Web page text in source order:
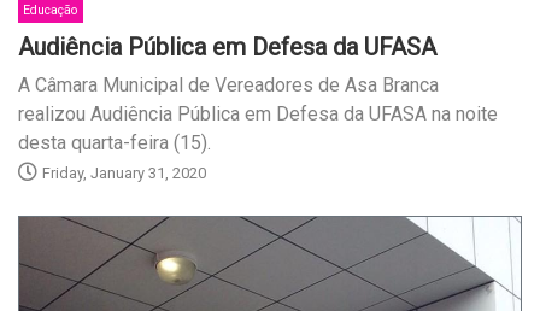
Educação
Audiência Pública em Defesa da UFASA
A Câmara Municipal de Vereadores de Asa Branca
realizou Audiência Pública em Defesa da UFASA na noite
desta quarta-feira (15).
Friday, January 31, 2020